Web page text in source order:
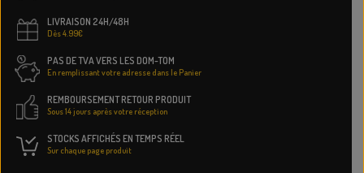
LIVRAISON 24H/48H
Dès 4.99€
PAS DE TVA VERS LES DOM-TOM
En remplissant votre adresse dans le Panier
REMBOURSEMENT RETOUR PRODUIT
Sous 14 jours après votre réception
STOCKS AFFICHÉS EN TEMPS RÉEL
Sur chaque page produit